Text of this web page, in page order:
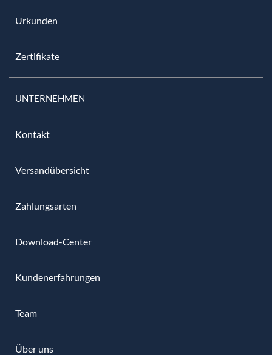
Urkunden
Zertifikate
UNTERNEHMEN
Kontakt
Versandübersicht
Zahlungsarten
Download-Center
Kundenerfahrungen
Team
Über uns